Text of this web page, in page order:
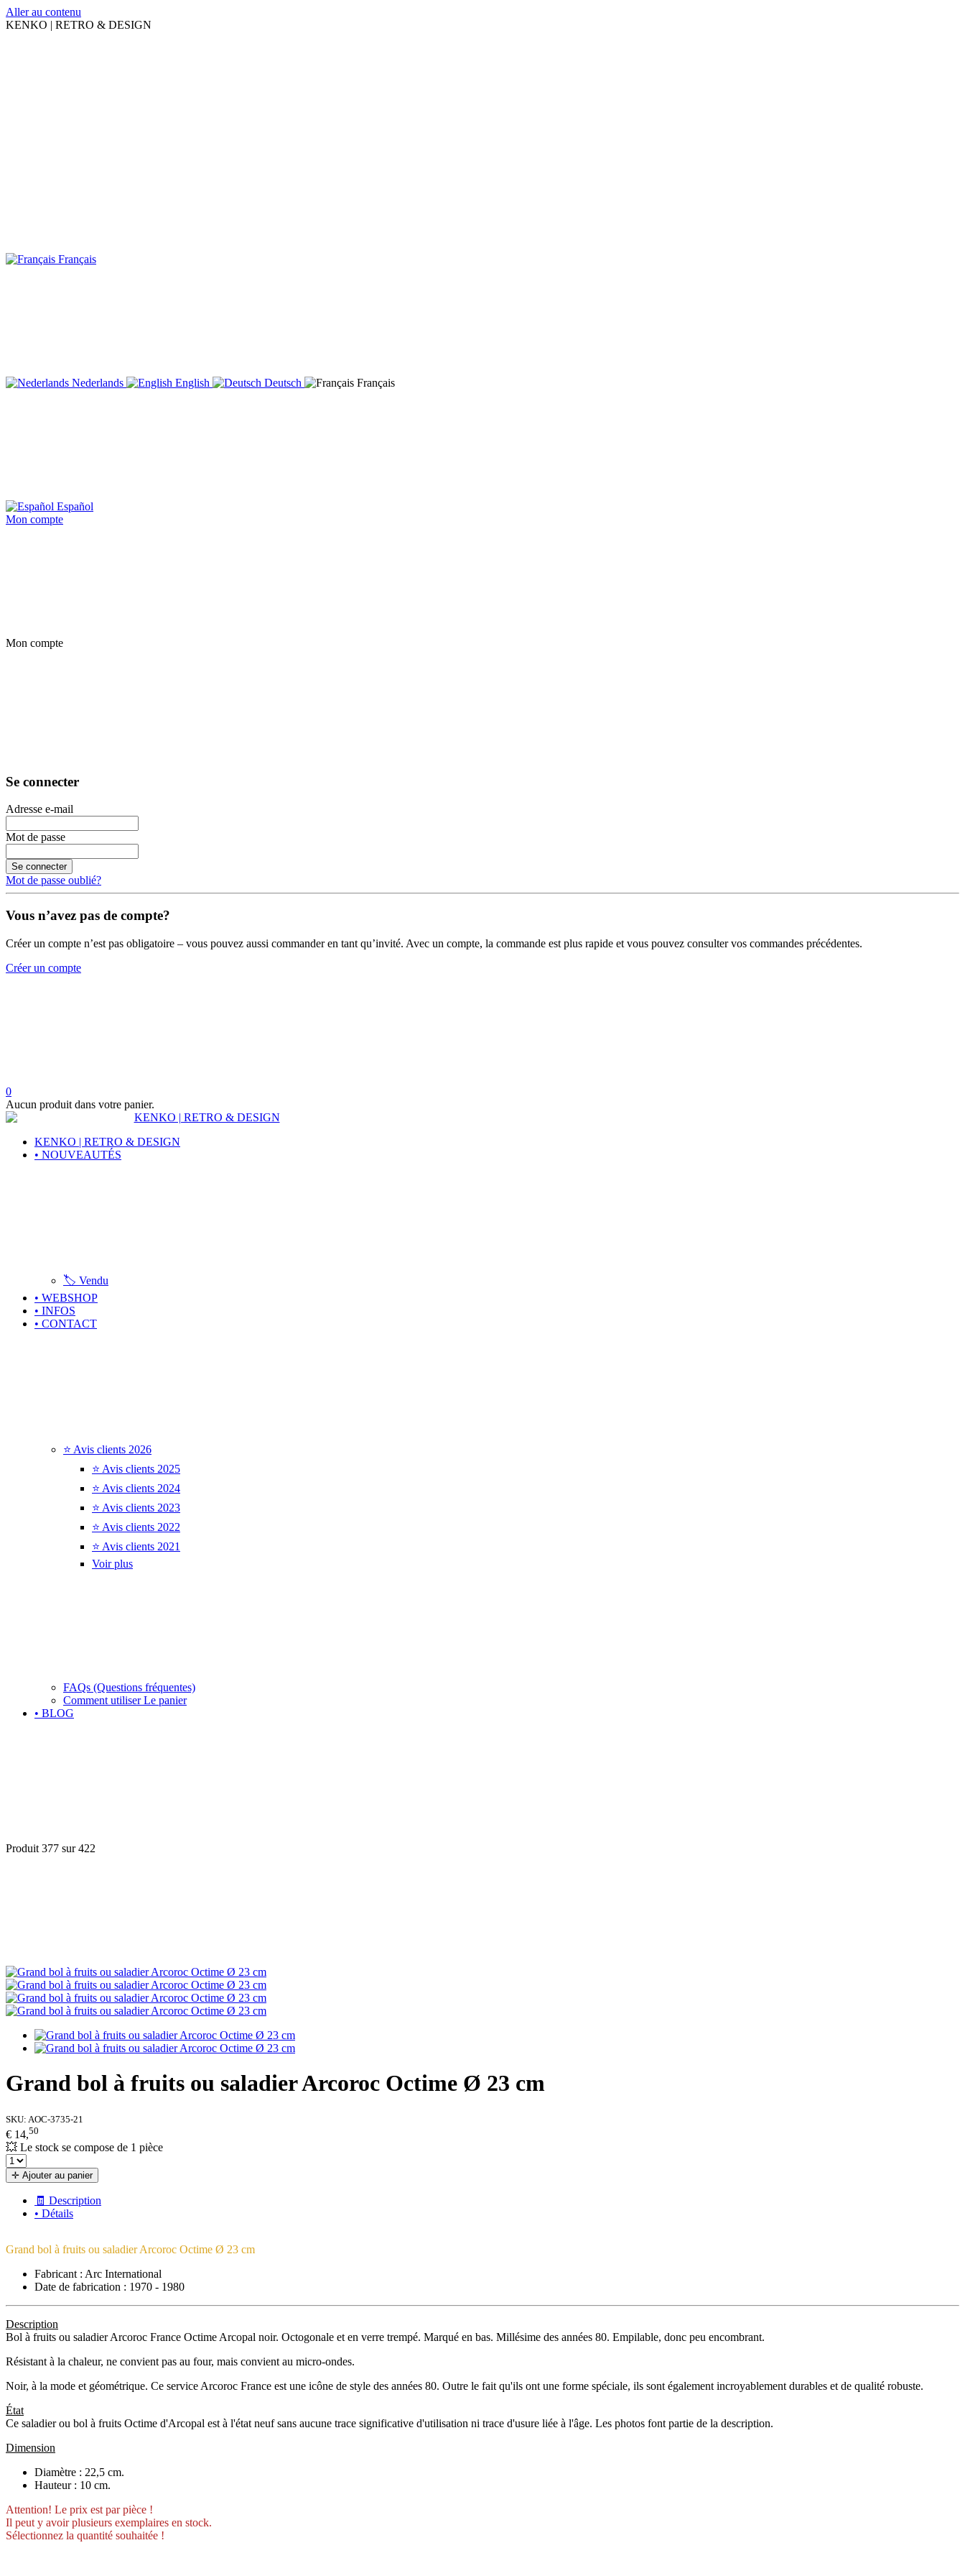
Aller au contenu
KENKO | RETRO & DESIGN
Français
Nederlands English Deutsch Français
Español
Mon compte
Mon compte
Se connecter
Adresse e-mail
Mot de passe
Se connecter
Mot de passe oublié?
Vous n’avez pas de compte?
Créer un compte n’est pas obligatoire – vous pouvez aussi commander en tant qu’invité. Avec un compte, la commande est plus rapide et vous pouvez consulter vos commandes précédentes.
Créer un compte
0
Aucun produit dans votre panier.
KENKO | RETRO & DESIGN
• NOUVEAUTÉS
🏷️ Vendu
• WEBSHOP
• INFOS
• CONTACT
⭐ Avis clients 2026
⭐ Avis clients 2025
⭐ Avis clients 2024
⭐ Avis clients 2023
⭐ Avis clients 2022
⭐ Avis clients 2021
Voir plus
FAQs (Questions fréquentes)
Comment utiliser Le panier
• BLOG
Produit 377 sur 422
Grand bol à fruits ou saladier Arcoroc Octime Ø 23 cm
SKU: AOC-3735-21
€ 14,50
💥 Le stock se compose de 1 pièce
✛ Ajouter au panier
🧾 Description
• Détails
Grand bol à fruits ou saladier Arcoroc Octime Ø 23 cm
Fabricant : Arc International
Date de fabrication : 1970 - 1980
Description
Bol à fruits ou saladier Arcoroc France Octime Arcopal noir. Octogonale et en verre trempé. Marqué en bas. Millésime des années 80. Empilable, donc peu encombrant.
Résistant à la chaleur, ne convient pas au four, mais convient au micro-ondes.
Noir, à la mode et géométrique. Ce service Arcoroc France est une icône de style des années 80. Outre le fait qu'ils ont une forme spéciale, ils sont également incroyablement durables et de qualité robuste.
État
Ce saladier ou bol à fruits Octime d'Arcopal est à l'état neuf sans aucune trace significative d'utilisation ni trace d'usure liée à l'âge. Les photos font partie de la description.
Dimension
Diamètre : 22,5 cm.
Hauteur : 10 cm.
Attention! Le prix est par pièce !
Il peut y avoir plusieurs exemplaires en stock.
Sélectionnez la quantité souhaitée !